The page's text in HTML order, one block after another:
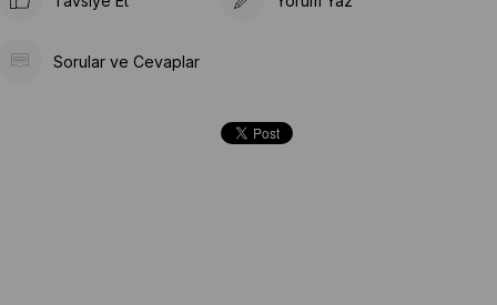
Sorular ve Cevaplar